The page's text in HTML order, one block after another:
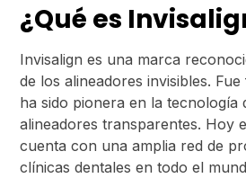
¿Qué es
Invisalign es una marca
de los alineadores invisibles.
ha sido pionera en la tecnología
alineadores transparentes. Hoy
cuenta con una amplia red de
clínicas dentales en todo el